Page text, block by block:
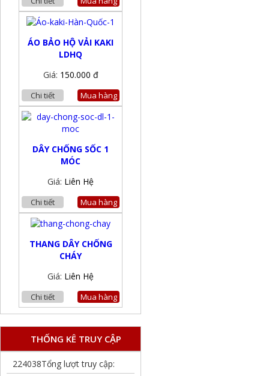
ÁO BẢO HỘ VẢI KAKI
LDHQ
Giá: 150.000 đ
Chi tiết Mua hàng
DÂY CHỐNG SỐC 1
MÓC
Giá: Liên Hệ
Chi tiết Mua hàng
THANG DÂY CHỐNG
CHÁY
Giá: Liên Hệ
Chi tiết Mua hàng
THỐNG KÊ TRUY CẬP
224038Tổng lượt truy cập: